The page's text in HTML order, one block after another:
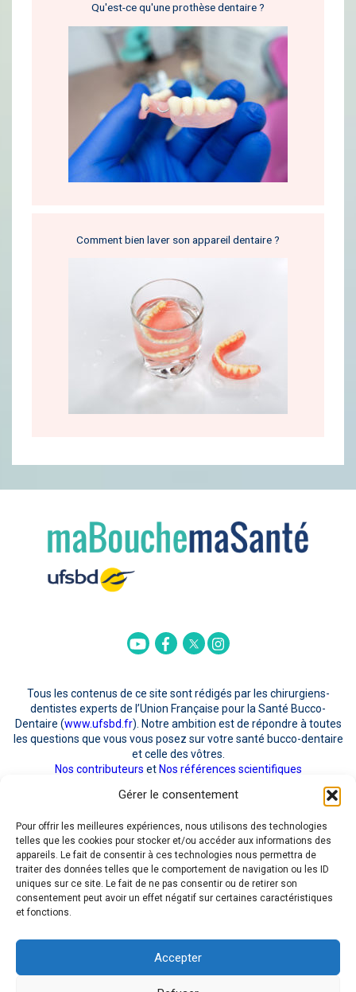
Gérer le consentement
Pour offrir les meilleures expériences, nous utilisons des technologies
telles que les cookies pour stocker et/ou accéder aux informations des
appareils. Le fait de consentir à ces technologies nous permettra de
traiter des données telles que le comportement de navigation ou les ID
uniques sur ce site. Le fait de ne pas consentir ou de retirer son
consentement peut avoir un effet négatif sur certaines caractéristiques
et fonctions.
Accepter
Qu'est-ce qu'une prothèse dentaire ?
Comment bien laver son appareil dentaire ?
YoutubeFacebookTwitterInstagram
Tous les contenus de ce site sont rédigés par les chirurgiens-
dentistes experts de l’Union Française pour la Santé Bucco-
Dentaire (www.ufsbd.fr). Notre ambition est de répondre à toutes
les questions que vous vous posez sur votre santé bucco-dentaire
et celle des vôtres.
Nos contributeurs etNos références scientifiques
POUR NOUS CONTACTER
J'ai pris connaissance de la Politique RGPDquant au recueil et au traitement de
mes données personnelles et en accepte les modalités. Mon consentement est